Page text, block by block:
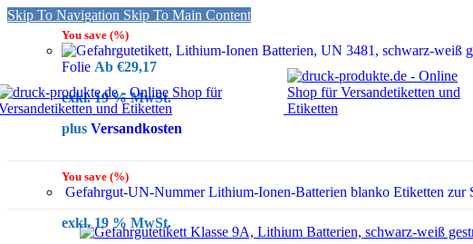
Skip To Navigation Skip To Main Content
You save (%)
Folie
€29,17
exkl. 19 % MwSt.
plus Versandkosten
You save (%)
Gefahrgut-UN-Nummer Lithium-Ionen-Batterien blanko Etiketten zur
exkl. 19 % MwSt.